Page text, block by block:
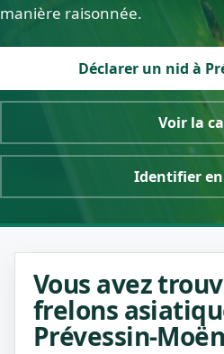
manière raisonnée.
Déclarer un nid à
Voir la
Identifier
Vous avez
frelons
Prévessin-